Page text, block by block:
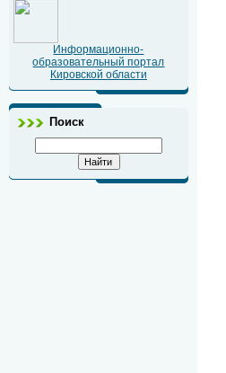
Информационно-
образовательный портал
Кировской области
Поиск